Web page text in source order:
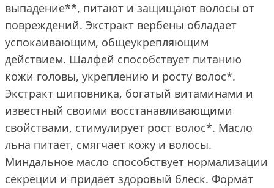
выпадение**, питают и защищают волосы от
повреждений. Экстракт вербены обладает
успокаивающим, общеукрепляющим
действием. Шалфей способствует питанию
кожи головы, укреплению и росту волос*.
Экстракт шиповника, богатый витаминами и
известный своими восстанавливающими
свойствами, стимулирует рост волос*. Масло
льна питает, смягчает кожу и волосы.
Миндальное масло способствует нормализации
секреции и придает здоровый блеск. Формат